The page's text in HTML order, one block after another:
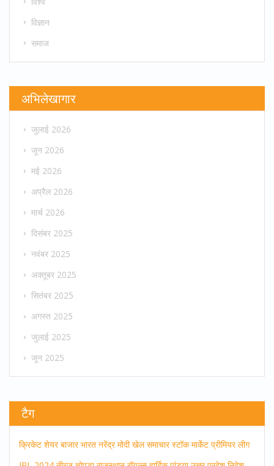
विज्ञान
समाज
अभिलेखागार
जुलाई 2026
जून 2026
मई 2026
अप्रैल 2026
मार्च 2026
दिसंबर 2025
नवंबर 2025
अक्तूबर 2025
सितंबर 2025
अगस्त 2025
जुलाई 2025
जून 2025
टैग
क्रिकेट शेयर बाजार भारत नरेंद्र मोदी खेल समाचार स्टॉक मार्केट प्रीमियर लीग